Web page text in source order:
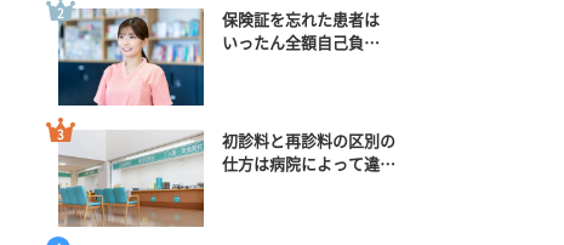
保険証を忘れた患者は
いったん全額自己負
初診料と再診料の区別の
仕方は病院によって違